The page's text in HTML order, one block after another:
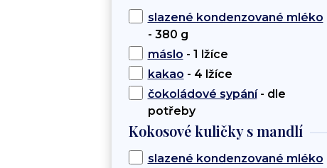
slazené kondenzované mléko
- 380 g
máslo - 1 lžíce
kakao - 4 lžíce
čokoládové sypání- dle
potřeby
Kokosové kuličky s mandlí
slazené kondenzované mléko